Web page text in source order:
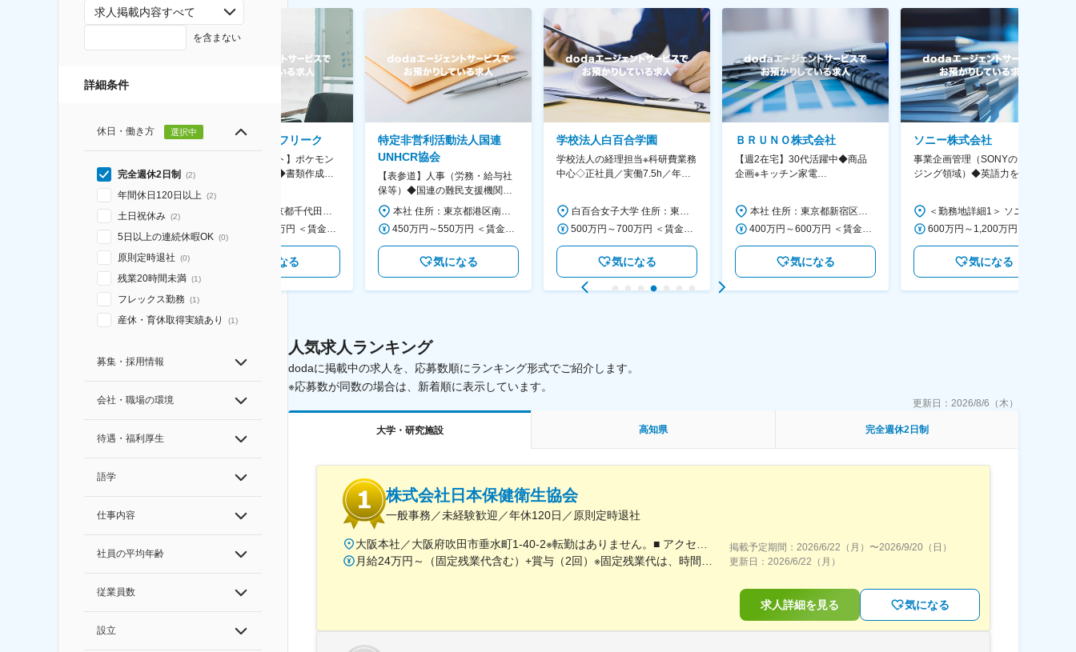
求人掲載内容すべて
を含まない
詳細条件
休日・働き方 選択中
完全週休2日制 (2)
年間休日120日以上 (2)
土日祝休み (2)
5日以上の連続休暇OK (0)
原則定時退社 (0)
残業20時間未満 (1)
フレックス勤務 (1)
産休・育休取得実績あり (1)
募集・採用情報
会社・職場の環境
待遇・福利厚生
語学
仕事内容
社員の平均年齢
従業員数
設立
務・事務担当～開発部材の発注
やDXに向けたシステム利用等～
AGC横浜テクニカルセンター 住所：神奈川県横浜市鶴見区末広町1-1 勤務地最寄駅：JR線／弁天橋駅 受動喫煙対策：敷地内喫煙可能場所あり 変更の範囲：無
気になる
株式会社ゲームフリーク
【庶務アシスタント】ポケモン
シリーズ開発企業◆書類作成・
食事補助あり◎
気になる
特定非営利活動法人国連
UNHCR協会
【表参道】人事（労務・給与社
保等）◆国連の難民支援機関の
活動を支える日本公式支援窓口
◆正職員登用前提
気になる
学校法人白百合学園
学校法人の経理担当※科研費業務
中心◇正社員／実働7.5h／年休
気になる
ＢＲＵＮＯ株式会社
【週2在宅】30代活躍中◆商品
企画※キッチン家電
気になる
ソニー株式会社
事業企画管理（SONYのイメー
ジング領域）◆英語力を活か
気になる
人気求人ランキング
dodaに掲載中の求人を、応募数順にランキング形式でご紹介します。
※応募数が同数の場合は、新着順に表示しています。
更新日： 2026/8/6（木）
大学・研究施設 高知県 完全週休2日制
株式会社日本保健衛生協会
一般事務／未経験歓迎／年休120日／原則定時退社
掲載予定期間： 2026/6/22（月） 〜2026/9/20（日）
更新日： 2026/6/22（月）
求人詳細を見る 気になる